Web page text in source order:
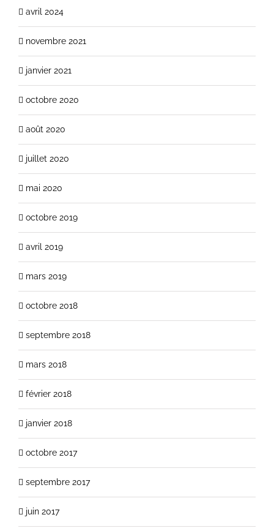
avril 2024
novembre 2021
janvier 2021
octobre 2020
août 2020
juillet 2020
mai 2020
octobre 2019
avril 2019
mars 2019
octobre 2018
septembre 2018
mars 2018
février 2018
janvier 2018
octobre 2017
septembre 2017
juin 2017